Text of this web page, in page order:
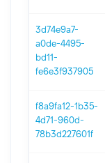
3d74e9a7-
a0de-4495-
bd11-
fe6e3f937905
f8a9fa12-1b35-
4d71-960d-
78b3d227601f